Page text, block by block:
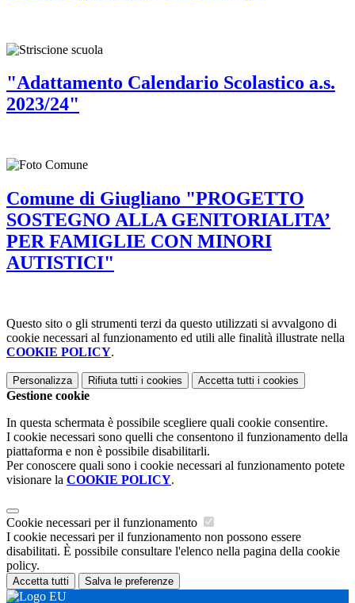
"Adattamento Calendario Scolastico a.s.
2023/24"
Comune di Giugliano "PROGETTO
SOSTEGNO ALLA GENITORIALITA’
PER FAMIGLIE CON MINORI
AUTISTICI"
Questo sito o gli strumenti terzi da questo utilizzati si avvalgono di
cookie necessari al funzionamento ed utili alle finalità illustrate nella
COOKIE POLICY.
Personalizza Rifiuta tutti i cookies Accetta tutti i cookies
Gestione cookie
In questa schermata è possibile scegliere quali cookie consentire.
I cookie necessari sono quelli che consentono il funzionamento della
piattaforma e non è possibile disabilitarli.
Per conoscere quali sono i cookie necessari al funzionamento potete
visionare la COOKIE POLICY.
Cookie necessari per il funzionamento
I cookie necessari per il funzionamento non possono essere
disabilitati. È possibile consultare l'elenco nella pagina della cookie
policy.
Accetta tutti Salva le preferenze